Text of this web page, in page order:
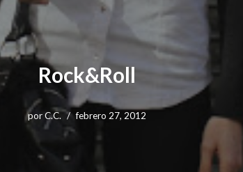
Rock&Roll
porC.C. febrero 27, 2012